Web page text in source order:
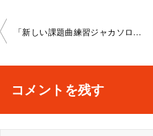
投
ビ
「新しい課題曲練習ジャカソロ」スカイプレッスン2022-09-06-­no 0003-­0080
コメントを残す